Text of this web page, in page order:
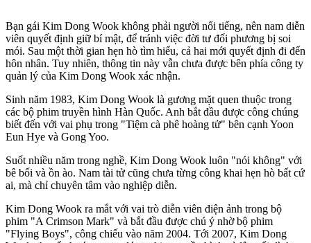
Bạn gái Kim Dong Wook không phải người nổi tiếng, nên nam diễn
viên quyết định giữ bí mật, để tránh việc đời tư đối phương bị soi
mói. Sau một thời gian hẹn hò tìm hiểu, cả hai mới quyết định đi đến
hôn nhân. Tuy nhiên, thông tin này vẫn chưa được bên phía công ty
quản lý của Kim Dong Wook xác nhận.
Sinh năm 1983, Kim Dong Wook là gương mặt quen thuộc trong
các bộ phim truyền hình Hàn Quốc. Anh bắt đầu được công chúng
biết đến với vai phụ trong "Tiệm cà phê hoàng tử" bên cạnh Yoon
Eun Hye và Gong Yoo.
Suốt nhiều năm trong nghề, Kim Dong Wook luôn "nói không" với
bê bối và ồn ào. Nam tài tử cũng chưa từng công khai hẹn hò bất cứ
ai, mà chỉ chuyên tâm vào nghiệp diễn.
Kim Dong Wook ra mắt với vai trò diễn viên điện ảnh trong bộ
phim "A Crimson Mark" và bắt đầu được chú ý nhờ bộ phim
"Flying Boys", công chiếu vào năm 2004. Tới 2007, Kim Dong